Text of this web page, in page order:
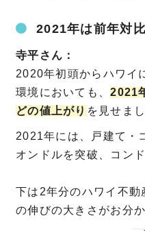
2021年は前年対
寺平さん：
2020年初頭からハワイ
環境においても、2021
どの値上がり を見せまし
2021年には、戸建て・
オンドルを突破、コン
下は2年分のハワイ不動
の伸びの大きさがお分